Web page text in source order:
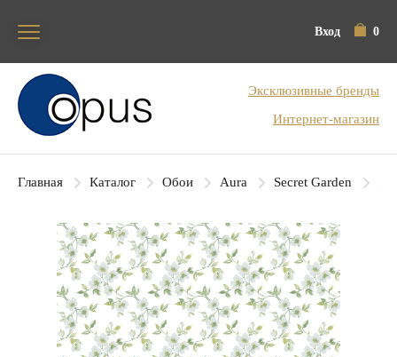
Вход 0
Блок поиска
Эксклюзивные бренды
Интернет-магазин
Главная Каталог Обои Aura Secret Garden